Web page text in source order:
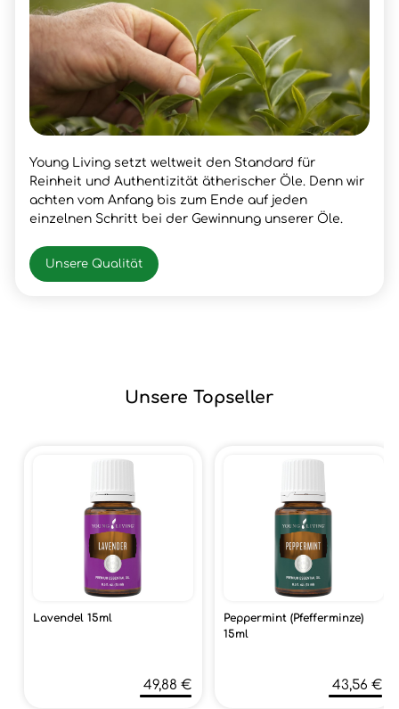
Young Living setzt weltweit den Standard für
Reinheit und Authentizität ätherischer Öle. Denn wir
achten vom Anfang bis zum Ende auf jeden
einzelnen Schritt bei der Gewinnung unserer Öle.
Unsere Qualität
Unsere Topseller
Lavendel 15ml
49,88 €
Peppermint (Pfefferminze)
15ml
43,56 €